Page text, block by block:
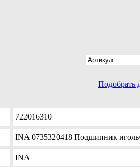
Подобрать
722016310
INA 0735320418 Подшипник
INA